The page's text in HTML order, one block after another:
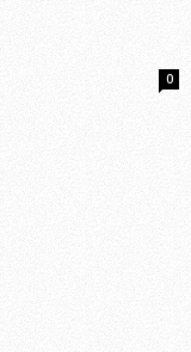
0